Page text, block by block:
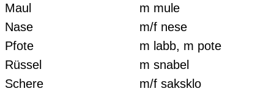
Maul
m mule
Nase
m/f nese
Pfote
m labb, m pote
Rüssel
m snabel
Schere
m/f saksklo